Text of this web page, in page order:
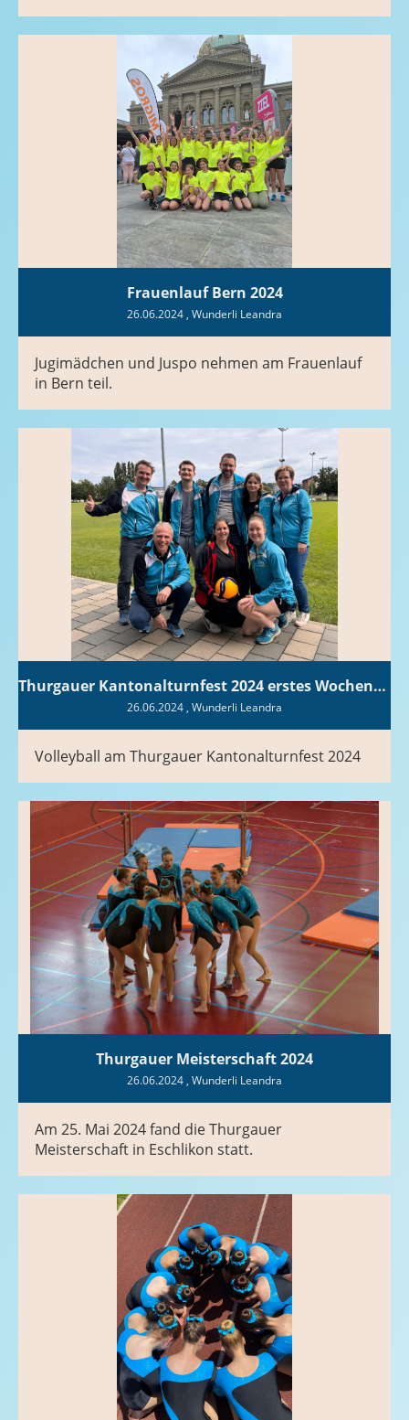
Frauenlauf Bern 2024
26.06.2024 , Wunderli Leandra
Jugimädchen und Juspo nehmen am Frauenlauf
in Bern teil.
Thurgauer Kantonalturnfest 2024 erstes Wochenende
26.06.2024 , Wunderli Leandra
Volleyball am Thurgauer Kantonalturnfest 2024
Thurgauer Meisterschaft 2024
26.06.2024 , Wunderli Leandra
Am 25. Mai 2024 fand die Thurgauer
Meisterschaft in Eschlikon statt.